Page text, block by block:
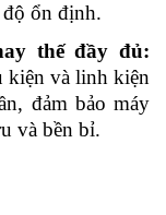
độ ổn định.
thế đầy đủ:
kiện và linh kiện
đảm bảo máy
và bền bỉ.